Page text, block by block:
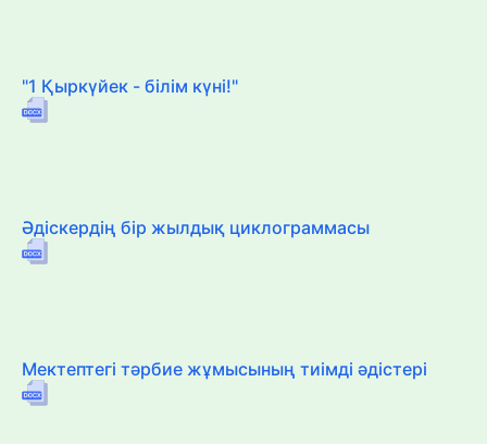
"1 Қыркүйек - білім күні!"
Әдіскердің бір жылдық циклограммасы
Мектептегі тәрбие жұмысының тиімді әдістері